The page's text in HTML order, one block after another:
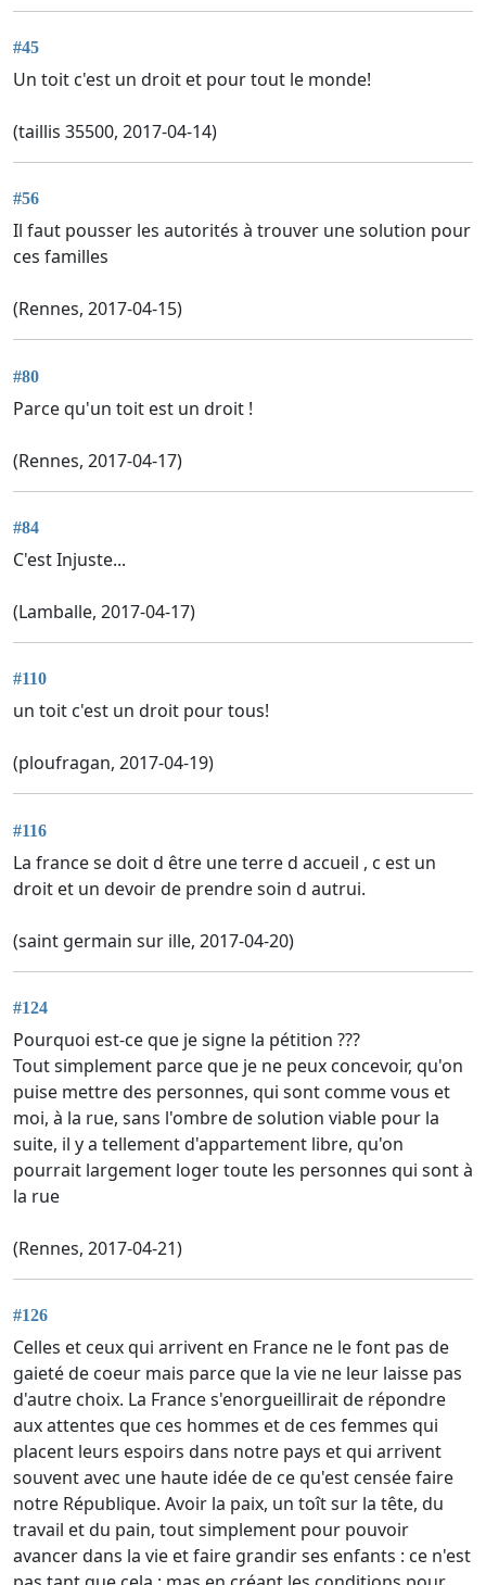
#45
Un toit c'est un droit et pour tout le monde!
(taillis 35500, 2017-04-14)
#56
Il faut pousser les autorités à trouver une solution pour
ces familles
(Rennes, 2017-04-15)
#80
Parce qu'un toit est un droit !
(Rennes, 2017-04-17)
#84
C'est Injuste...
(Lamballe, 2017-04-17)
#110
un toit c'est un droit pour tous!
(ploufragan, 2017-04-19)
#116
La france se doit d être une terre d accueil , c est un
droit et un devoir de prendre soin d autrui.
(saint germain sur ille, 2017-04-20)
#124
Pourquoi est-ce que je signe la pétition ???
Tout simplement parce que je ne peux concevoir, qu'on
puise mettre des personnes, qui sont comme vous et
moi, à la rue, sans l'ombre de solution viable pour la
suite, il y a tellement d'appartement libre, qu'on
pourrait largement loger toute les personnes qui sont à
la rue
(Rennes, 2017-04-21)
#126
Celles et ceux qui arrivent en France ne le font pas de
gaieté de coeur mais parce que la vie ne leur laisse pas
d'autre choix. La France s'enorgueillirait de répondre
aux attentes que ces hommes et de ces femmes qui
placent leurs espoirs dans notre pays et qui arrivent
souvent avec une haute idée de ce qu'est censée faire
notre République. Avoir la paix, un toît sur la tête, du
travail et du pain, tout simplement pour pouvoir
avancer dans la vie et faire grandir ses enfants : ce n'est